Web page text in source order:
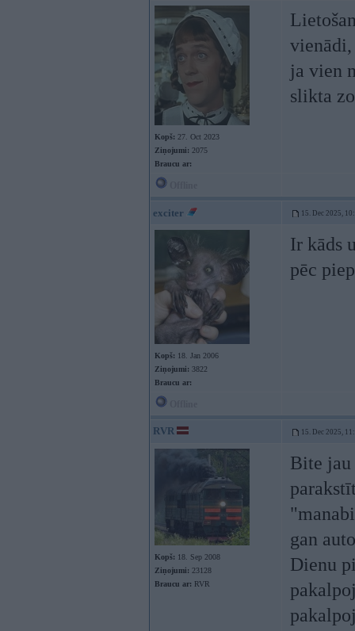
Kopš: 27. Oct 2023
Ziņojumi: 2075
Braucu ar:
ja vien
slikta
exciter 15. Dec 2025,
Kopš: 18. Jan 2006
Ziņojumi: 3822
Braucu ar:
Ir kāds
pēc
RVR 15. Dec 2025,
Kopš: 18. Sep 2008
Ziņojumi: 23128
Braucu ar: RVR
Bite jau
gan
Dienu